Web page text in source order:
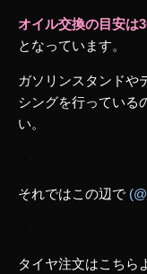
オイル交換の目安は
となっています。
ガソリンスタンドや
シングを行っている
い。
それではこの辺で
タイヤ注文はこちら